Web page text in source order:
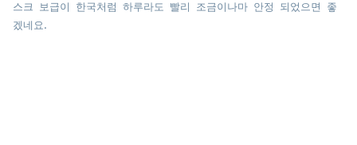
스크 보급이 한국처럼 하루라도 빨리 조금이나마 안정 되었으면 좋
겠네요.